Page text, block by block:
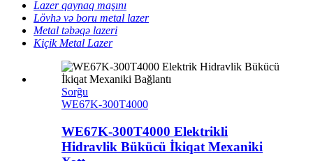
Lazer qaynaq maşını
Lövhə və boru metal lazer
Metal təbəqə lazeri
Kiçik Metal Lazer
Sorğu
WE67K-300T4000
WE67K-300T4000 Elektrikli
Hidravlik Bükücü İkiqat Mexaniki